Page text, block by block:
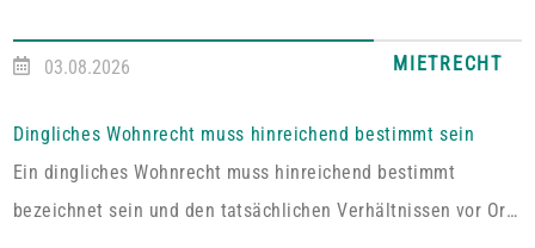
03.08.2026 MIETRECHT
Dingliches Wohnrecht muss hinreichend bestimmt sein
Ein dingliches Wohnrecht muss hinreichend bestimmt
bezeichnet sein und den tatsächlichen Verhältnissen vor Ort